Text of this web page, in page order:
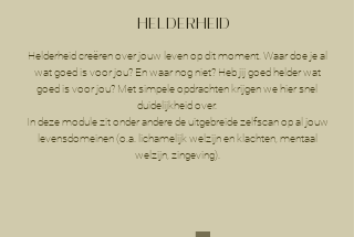
HELDERHEID
Helderheid creëren over jouw leven op dit moment. Waar doe je al
wat goed is voor jou? En waar nog niet? Heb jij goed helder wat
goed is voor jou? Met simpele opdrachten krijgen we hier snel
duidelijkheid over.
In deze module zit onder andere de uitgebreide zelfscan op al jouw
levensdomeinen (o.a. lichamelijk welzijn en klachten, mentaal
welzijn, zingeving).